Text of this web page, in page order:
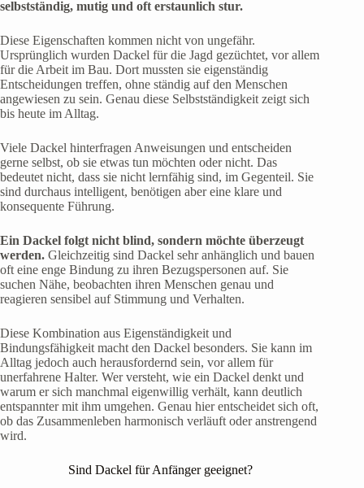
selbstständig, mutig und oft erstaunlich stur.
Diese Eigenschaften kommen nicht von ungefähr.
Ursprünglich wurden Dackel für die Jagd gezüchtet, vor allem
für die Arbeit im Bau. Dort mussten sie eigenständig
Entscheidungen treffen, ohne ständig auf den Menschen
angewiesen zu sein. Genau diese Selbstständigkeit zeigt sich
bis heute im Alltag.
Viele Dackel hinterfragen Anweisungen und entscheiden
gerne selbst, ob sie etwas tun möchten oder nicht. Das
bedeutet nicht, dass sie nicht lernfähig sind, im Gegenteil. Sie
sind durchaus intelligent, benötigen aber eine klare und
konsequente Führung.
Ein Dackel folgt nicht blind, sondern möchte überzeugt
werden. Gleichzeitig sind Dackel sehr anhänglich und bauen
oft eine enge Bindung zu ihren Bezugspersonen auf. Sie
suchen Nähe, beobachten ihren Menschen genau und
reagieren sensibel auf Stimmung und Verhalten.
Diese Kombination aus Eigenständigkeit und
Bindungsfähigkeit macht den Dackel besonders. Sie kann im
Alltag jedoch auch herausfordernd sein, vor allem für
unerfahrene Halter. Wer versteht, wie ein Dackel denkt und
warum er sich manchmal eigenwillig verhält, kann deutlich
entspannter mit ihm umgehen. Genau hier entscheidet sich oft,
ob das Zusammenleben harmonisch verläuft oder anstrengend
wird.
Sind Dackel für Anfänger geeignet?